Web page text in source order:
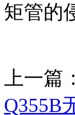
矩管的
上一篇
Q355B